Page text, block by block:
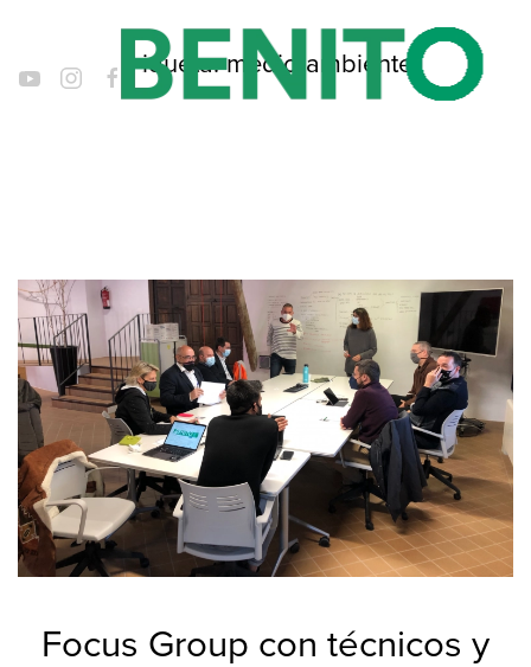
Ir al contenido principal
Etiqueta:medio ambiente
Focus Group con técnicos y